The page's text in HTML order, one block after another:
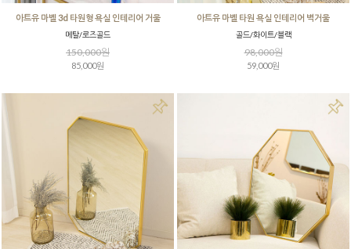
아트유 마벨 3d 타원형 욕실 인테리어 거울
메탈/로즈골드
150,000원
85,000원
아트유 마벨 타원 욕실 인테리어 벽거울
골드/화이트/블랙
98,000원
59,000원